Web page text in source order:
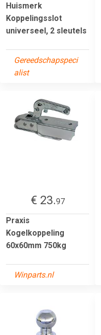
Huismerk
Koppelingsslot
universeel, 2 sleutels
Gereedschapspeci
alist
€ 23.97
Praxis
Kogelkoppeling
60x60mm 750kg
Winparts.nl